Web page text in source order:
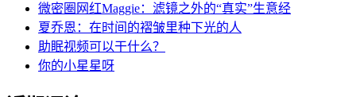
微密圈网红Maggie：滤镜之外的“真实”生意经
夏乔恩：在时间的褶皱里种下光的人
助眠视频可以干什么？
你的小星星呀